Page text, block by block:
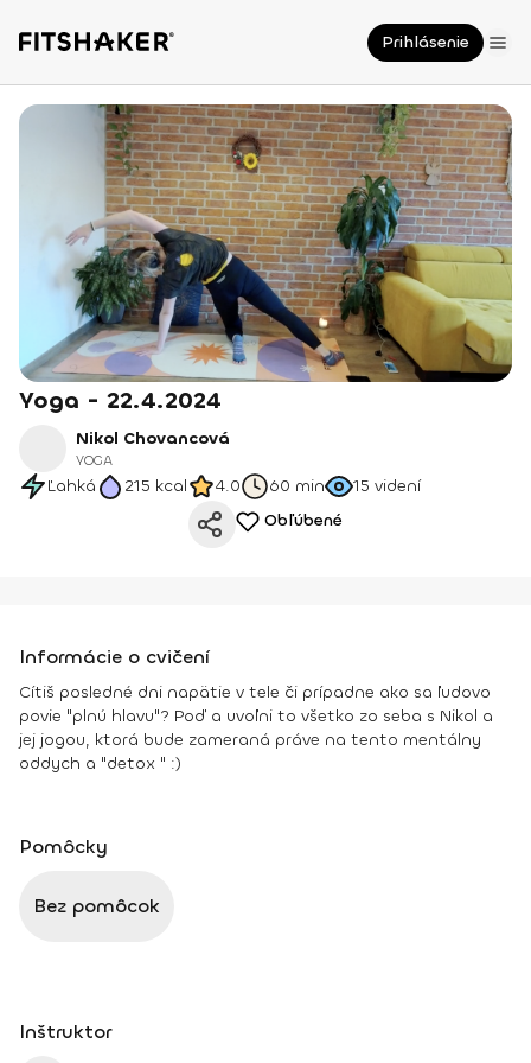
Prihlásenie
Yoga - 22.4.2024
Nikol Chovancová
YOGA
Ľahká 215 kcal 4.0 60 min 15 videní
Obľúbené
Informácie o cvičení
Cítiš posledné dni napätie v tele či prípadne ako sa ľudovo
povie "plnú hlavu"? Poď a uvoľni to všetko zo seba s Nikol a
jej jogou, ktorá bude zameraná práve na tento mentálny
oddych a "detox " :)
Pomôcky
Bez pomôcok
Inštruktor